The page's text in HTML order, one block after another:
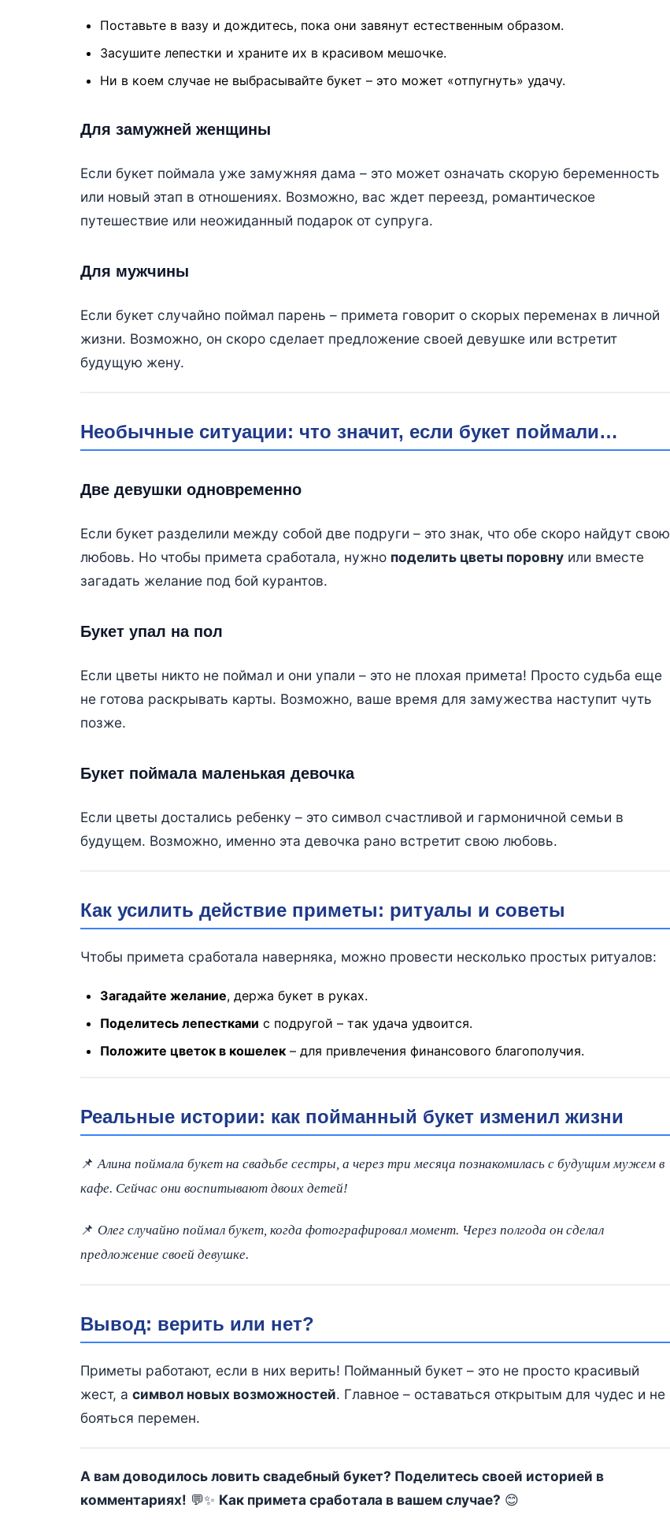
Поставьте в вазу и дождитесь, пока они завянут естественным образом.
Засушите лепестки и храните их в красивом мешочке.
Ни в коем случае не выбрасывайте букет – это может «отпугнуть» удачу.
Для замужней женщины
Если букет поймала уже замужняя дама – это может означать скорую беременность
или новый этап в отношениях. Возможно, вас ждет переезд, романтическое
путешествие или неожиданный подарок от супруга.
Для мужчины
Если букет случайно поймал парень – примета говорит о скорых переменах в личной
жизни. Возможно, он скоро сделает предложение своей девушке или встретит
будущую жену.
Необычные ситуации: что значит, если букет поймали…
Две девушки одновременно
Если букет разделили между собой две подруги – это знак, что обе скоро найдут свою
любовь. Но чтобы примета сработала, нужно поделить цветы поровну или вместе
загадать желание под бой курантов.
Букет упал на пол
Если цветы никто не поймал и они упали – это не плохая примета! Просто судьба еще
не готова раскрывать карты. Возможно, ваше время для замужества наступит чуть
позже.
Букет поймала маленькая девочка
Если цветы достались ребенку – это символ счастливой и гармоничной семьи в
будущем. Возможно, именно эта девочка рано встретит свою любовь.
Как усилить действие приметы: ритуалы и советы
Чтобы примета сработала наверняка, можно провести несколько простых ритуалов:
Загадайте желание, держа букет в руках.
Поделитесь лепестками с подругой – так удача удвоится.
Положите цветок в кошелек – для привлечения финансового благополучия.
Реальные истории: как пойманный букет изменил жизни
📌 Алина поймала букет на свадьбе сестры, а через три месяца познакомилась с будущим мужем в
кафе. Сейчас они воспитывают двоих детей!
📌 Олег случайно поймал букет, когда фотографировал момент. Через полгода он сделал
предложение своей девушке.
Вывод: верить или нет?
Приметы работают, если в них верить! Пойманный букет – это не просто красивый
жест, а символ новых возможностей. Главное – оставаться открытым для чудес и не
бояться перемен.
А вам доводилось ловить свадебный букет? Поделитесь своей историей в
комментариях! 💬✨ Как примета сработала в вашем случае? 😊